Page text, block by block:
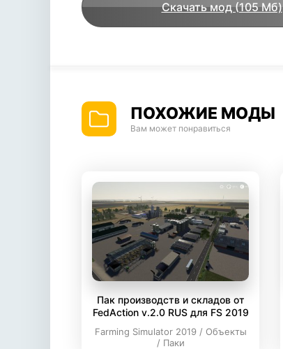
Скачать мод (105 Мб)
ПОХОЖИЕ МОДЫ
Вам может понравиться
Пак производств и складов от
FedAction v.2.0 RUS для FS 2019
Farming Simulator 2019 / Объекты
/ Паки